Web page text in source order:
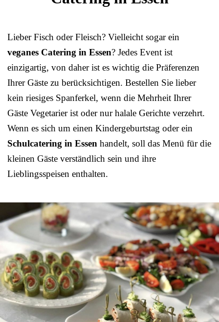
Lieber Fisch oder Fleisch? Vielleicht sogar ein
veganes Catering in Essen? Jedes Event ist
einzigartig, von daher ist es wichtig die Präferenzen
Ihrer Gäste zu berücksichtigen. Bestellen Sie lieber
kein riesiges Spanferkel, wenn die Mehrheit Ihrer
Gäste Vegetarier ist oder nur halale Gerichte verzehrt.
Wenn es sich um einen Kindergeburtstag oder ein
Schulcatering in Essen handelt, soll das Menü für die
kleinen Gäste verständlich sein und ihre
Lieblingsspeisen enthalten.